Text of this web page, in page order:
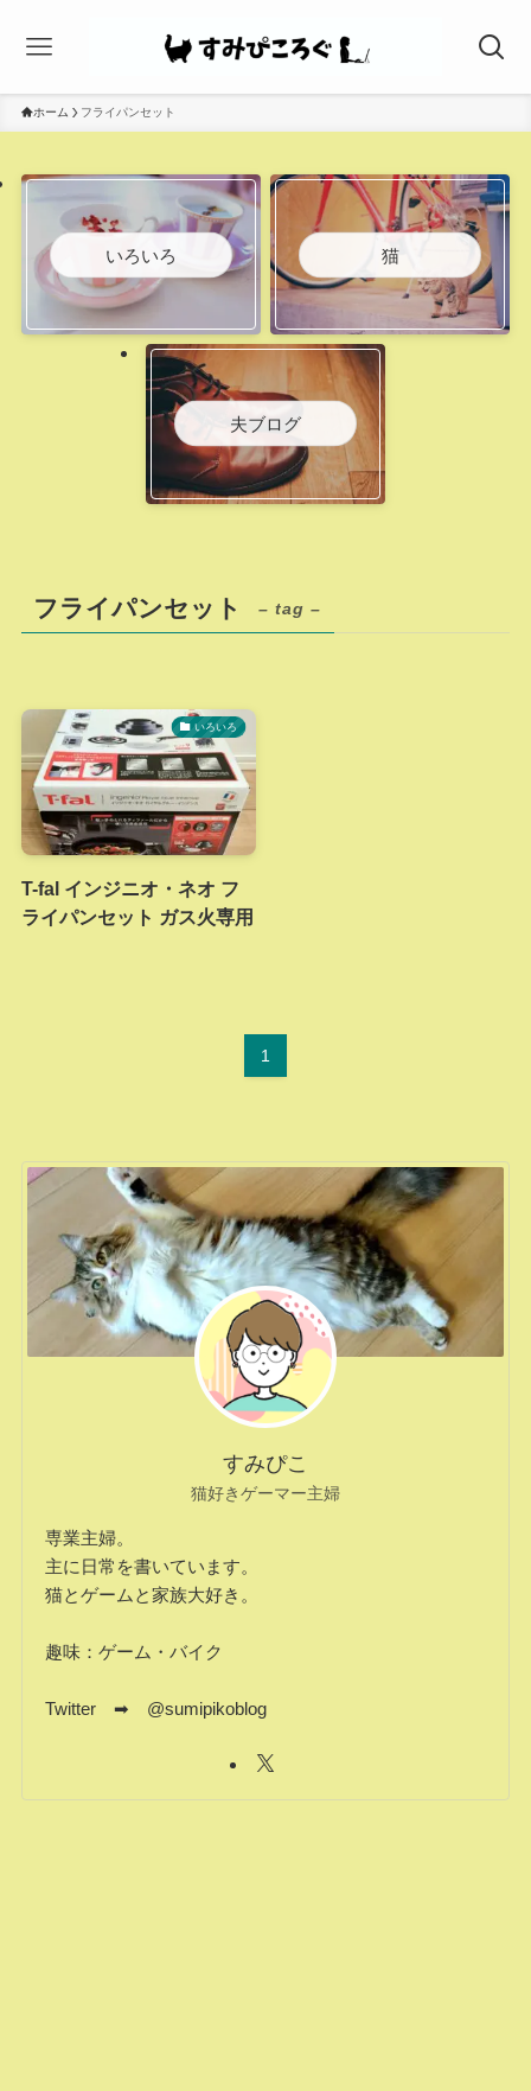
ホーム フライパンセット
いろいろ 猫
夫ブログ
フライパンセット – tag –
いろいろ
T-fal インジニオ・ネオ フ
ライパンセット ガス火専用
1
すみぴこ
猫好きゲーマー主婦
専業主婦。
主に日常を書いています。
猫とゲームと家族大好き。
趣味：ゲーム・バイク
Twitter ➡ @sumipikoblog